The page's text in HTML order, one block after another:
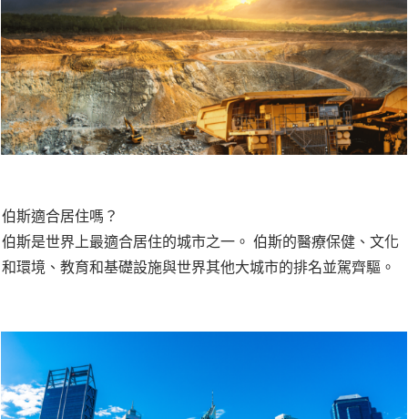
伯斯適合居住嗎？
伯斯是世界上最適合居住的城市之一。 伯斯的醫療保健、文化
和環境、教育和基礎設施與世界其他大城市的排名並駕齊驅。